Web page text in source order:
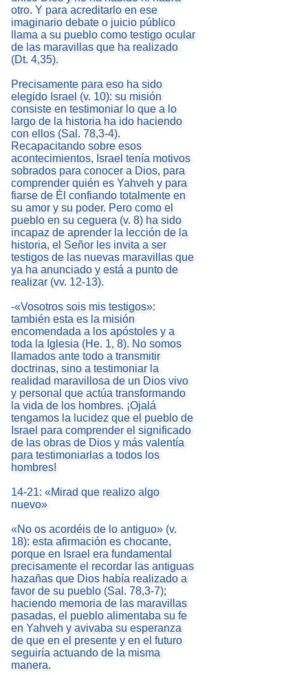
otro. Y para acreditarlo en ese
imaginario debate o juicio público
llama a su pueblo como testigo ocular
de las maravillas que ha realizado
(Dt. 4,35).
Precisamente para eso ha sido
elegido Israel (v. 10): su misión
consiste en testimoniar lo que a lo
largo de la historia ha ido haciendo
con ellos (Sal. 78,3-4).
Recapacitando sobre esos
acontecimientos, Israel tenía motivos
sobrados para conocer a Dios, para
comprender quién es Yahveh y para
fiarse de Él confiando totalmente en
su amor y su poder. Pero como el
pueblo en su ceguera (v. 8) ha sido
incapaz de aprender la lección de la
historia, el Señor les invita a ser
testigos de las nuevas maravillas que
ya ha anunciado y está a punto de
realizar (vv. 12-13).
-«Vosotros sois mis testigos»:
también esta es la misión
encomendada a los apóstoles y a
toda la Iglesia (He. 1, 8). No somos
llamados ante todo a transmitir
doctrinas, sino a testimoniar la
realidad maravillosa de un Dios vivo
y personal que actúa transformando
la vida de los hombres. ¡Ojalá
tengamos la lucidez que el pueblo de
Israel para comprender el significado
de las obras de Dios y más valentía
para testimoniarlas a todos los
hombres!
14-21: «Mirad que realizo algo
nuevo»
«No os acordéis de lo antiguo» (v.
18): esta afirmación es chocante,
porque en Israel era fundamental
precisamente el recordar las antiguas
hazañas que Dios había realizado a
favor de su pueblo (Sal. 78,3-7);
haciendo memoria de las maravillas
pasadas, el pueblo alimentaba su fe
en Yahveh y avivaba su esperanza
de que en el presente y en el futuro
seguiría actuando de la misma
manera.